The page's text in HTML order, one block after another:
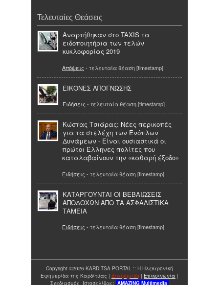
Τελευταίες Θεάσεις
Αναρτήθηκαν στο TAXIS τα
ειδοποιητήρια των τελών
κυκλοφορίας 2019
Απόψεις - τελευταία θέαση [timestamp]
ΕΙΚΟΝΕΣ ΑΠΟΓΝΩΣΗΣ
Ειδήσεις - τελευταία θέαση [timestamp]
Κώστας Τσιάρας: Νέες περικοπές
για τα στελέχη των Ενόπλων
Δυνάμεων - Είναι ουσιαστικά οι
πρώτοι Έλληνες πολίτες που
καταλαβαίνουν την «καθαρή έξοδο»
Ειδήσεις - τελευταία θέαση [timestamp]
ΚΑΤΑΡΓΟΥΝΤΑΙ ΟΙ ΒΕΒΑΙΩΣΕΙΣ
ΑΠΟΔΟΧΩΝ ΑΠΟ ΤΑ ΑΣΦΑΛΙΣΤΙΚΑ
ΤΑΜΕΙΑ
Ειδήσεις - τελευταία θέαση [timestamp]
Copyright ©2026 KARDITSA PORTAL :: Η Ηλεκτρονική
Εφημερίδα της Καρδίτσας | Διαφήμιση | Επικοινωνία |
Σχεδιασμός Ιστοσελίδας: AMAZING Multimedia